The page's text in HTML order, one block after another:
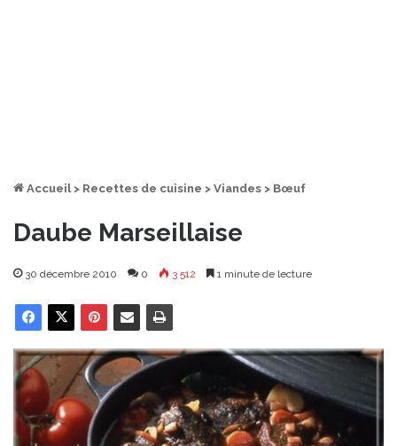
Accueil > Recettes de cuisine > Viandes > Bœuf
Daube Marseillaise
30 décembre 2010 0 3 512 1 minute de lecture